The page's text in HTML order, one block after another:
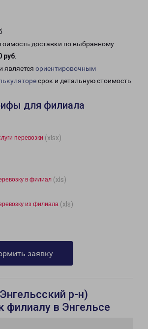
доставки по выбранному
руб.
является ориентировочным
срок и детальную стоимость
для филиала
перевозки (xlsx)
в филиал (xls)
из филиала (xls)
заявку
р-н)
филиалу в Энгельсе